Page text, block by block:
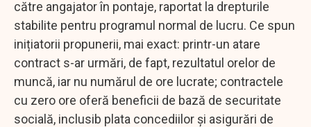
către angajator în pontaje, raportat la drepturile
stabilite pentru programul normal de lucru. Ce spun
inițiatorii propunerii, mai exact: printr-un atare
contract s-ar urmări, de fapt, rezultatul orelor de
muncă, iar nu numărul de ore lucrate; contractele
cu zero ore oferă beneficii de bază de securitate
socială, inclusib plata concediilor și asigurări de